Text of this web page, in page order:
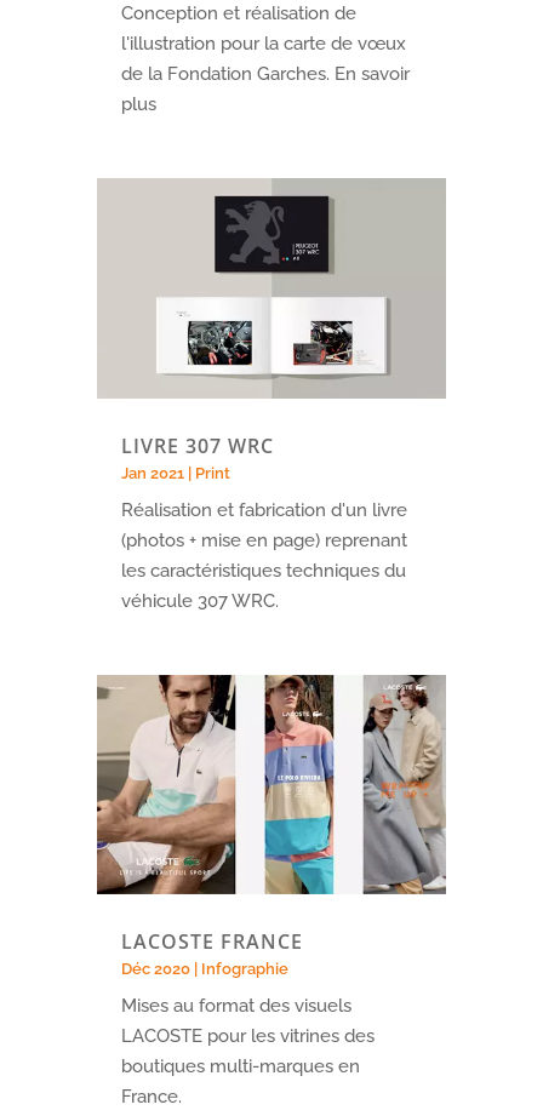
Conception et réalisation de
l'illustration pour la carte de vœux
de la Fondation Garches. En savoir
plus
LIVRE 307 WRC
Jan 2021| Print
Réalisation et fabrication d'un livre
(photos + mise en page) reprenant
les caractéristiques techniques du
véhicule 307 WRC.
LACOSTE FRANCE
Déc 2020| Infographie
Mises au format des visuels
LACOSTE pour les vitrines des
boutiques multi-marques en
France.